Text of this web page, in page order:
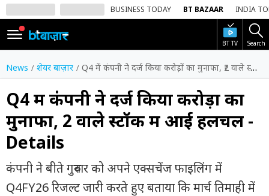
BUSINESS TODAY BT BAZAAR INDIA
BT TV Search
SIGN
IN
Dark
Mode
होम
शेयर
बाज़ार
वीडियो
News शेयर बाज़ार Q4 में कंपनी ने दर्ज किया करोड़ों का मुनाफा, ₹2 वाले स्टॉक में आई हलचल - Details
Q4 में कंपनी ने दर्ज किया करोड़ों का
मुनाफा, ₹2 वाले स्टॉक में आई हलचल -
Details
कंपनी ने बीते गुरुवार को अपने एक्सचेंज फाइलिंग में
Q4FY26 रिजल्ट जारी करते हुए बताया कि मार्च तिमाही में